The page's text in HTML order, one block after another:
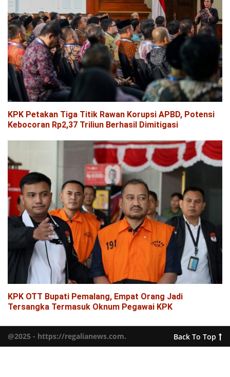
KPK Petakan Tiga Titik Rawan Korupsi APBD, Potensi
Kebocoran Rp2,37 Triliun Berhasil Dimitigasi
KPK OTT Bupati Pemalang, Empat Orang Jadi
Tersangka Termasuk Oknum Pegawai KPK
@2025 - https://regalianews.com. Back To Top